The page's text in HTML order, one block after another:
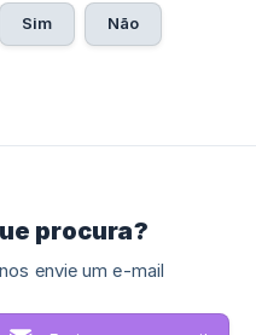
Sim Não
procura?
envie um e-mail